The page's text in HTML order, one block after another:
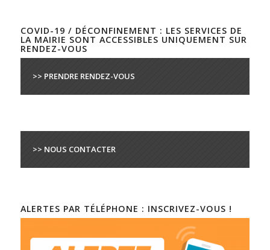
COVID-19 / DÉCONFINEMENT : LES SERVICES DE
LA MAIRIE SONT ACCESSIBLES UNIQUEMENT SUR
RENDEZ-VOUS
>> PRENDRE RENDEZ-VOUS
>> NOUS CONTACTER
ALERTES PAR TÉLÉPHONE : INSCRIVEZ-VOUS !